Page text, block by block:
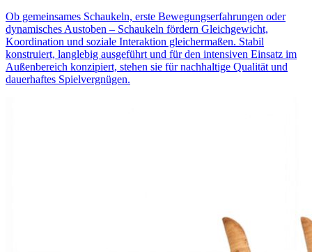
Ob gemeinsames Schaukeln, erste Bewegungserfahrungen oder
dynamisches Austoben – Schaukeln fördern Gleichgewicht,
Koordination und soziale Interaktion gleichermaßen. Stabil
konstruiert, langlebig ausgeführt und für den intensiven Einsatz im
Außenbereich konzipiert, stehen sie für nachhaltige Qualität und
dauerhaftes Spielvergnügen.